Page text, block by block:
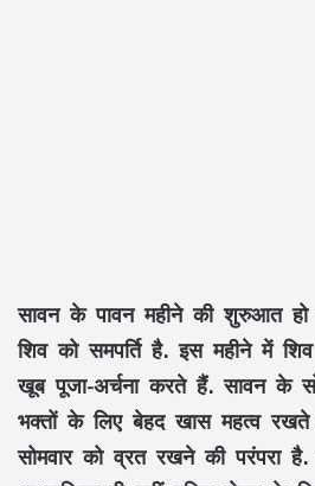
सावन के पावन महीने की शुरुआत
शिव को समपर्ति है. इस महीने में
खूब पूजा-अर्चना करते हैं. सावन के
भक्तों के लिए बेहद खास महत्व
सोमवार को व्रत रखने की परंपरा